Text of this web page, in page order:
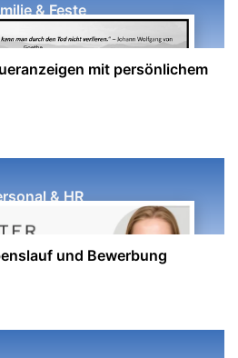
& Feste
mit persönlichem
& HR
und Bewerbung